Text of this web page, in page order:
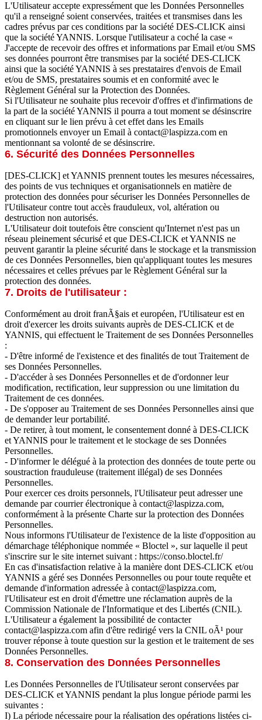
L'Utilisateur accepte expressément que les Données Personnelles
qu'il a renseigné soient conservées, traitées et transmises dans les
cadres prévus par ces conditions par la société DES-CLICK ainsi
que la société YANNIS. Lorsque l'utilisateur a coché la case «
J'accepte de recevoir des offres et informations par Email et/ou SMS
ses données pourront être transmises par la société DES-CLICK
ainsi que la société YANNIS à ses prestataires d'envois de Email
et/ou de SMS, prestataires soumis et en conformité avec le
Règlement Général sur la Protection des Données.
Si l'Utilisateur ne souhaite plus recevoir d'offres et d'infirmations de
la part de la société YANNIS il pourra a tout moment se désinscrire
en cliquant sur le lien prévu à cet effet dans les Emails
promotionnels envoyer un Email à contact@laspizza.com en
mentionnant sa volonté de se désinscrire.
6. Sécurité des Données Personnelles
[DES-CLICK] et YANNIS prennent toutes les mesures nécessaires,
des points de vus techniques et organisationnels en matière de
protection des données pour sécuriser les Données Personnelles de
l'Utilisateur contre tout accès frauduleux, vol, altération ou
destruction non autorisés.
L'Utilisateur doit toutefois être conscient qu'Internet n'est pas un
réseau pleinement sécurisé et que DES-CLICK et YANNIS ne
peuvent garantir la pleine sécurité dans le stockage et la transmission
de ces Données Personnelles, bien qu'appliquant toutes les mesures
nécessaires et celles prévues par le Règlement Général sur la
protection des données.
7. Droits de l'utilisateur :
Conformément au droit franÃ§ais et européen, l'Utilisateur est en
droit d'exercer les droits suivants auprès de DES-CLICK et de
YANNIS, qui effectuent le Traitement de ses Données Personnelles
:
- D'être informé de l'existence et des finalités de tout Traitement de
ses Données Personnelles.
- D'accéder à ses Données Personnelles et de d'ordonner leur
modification, rectification, leur suppression ou une limitation du
Traitement de ces données.
- De s'opposer au Traitement de ses Données Personnelles ainsi que
de demander leur portabilité.
- De retirer, à tout moment, le consentement donné à DES-CLICK
et YANNIS pour le traitement et le stockage de ses Données
Personnelles.
- D'informer le délégué à la protection des données de toute perte ou
soustraction frauduleuse (traitement illégal) de ses Données
Personnelles.
Pour exercer ces droits personnels, l'Utilisateur peut adresser une
demande par courrier électronique à contact@laspizza.com,
conformément à la présente Charte sur la protection des Données
Personnelles.
Nous informons l'Utilisateur de l'existence de la liste d'opposition au
démarchage téléphonique nommée « Bloctel », sur laquelle il peut
s'inscrire sur le site internet suivant : https://conso.bloctel.fr/
En cas d'insatisfaction relative à la manière dont DES-CLICK et/ou
YANNIS a géré ses Données Personnelles ou pour toute requête et
demande d'information adressée à contact@laspizza.com,
l'Utilisateur est en droit d'émettre une réclamation auprès de la
Commission Nationale de l'Informatique et des Libertés (CNIL).
L'Utilisateur a également la possibilité de contacter
contact@laspizza.com afin d'être redirigé vers la CNIL oÃ¹ pour
trouver réponse à toute question sur la gestion et le traitement de ses
Données Personnelles.
8. Conservation des Données Personnelles
Les Données Personnelles de l'Utilisateur seront conservées par
DES-CLICK et YANNIS pendant la plus longue période parmi les
suivantes :
I) La période nécessaire pour la réalisation des opérations listées ci-